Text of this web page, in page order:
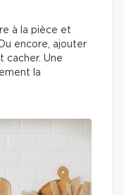
à la pièce et
encore, ajouter
cacher. Une
la